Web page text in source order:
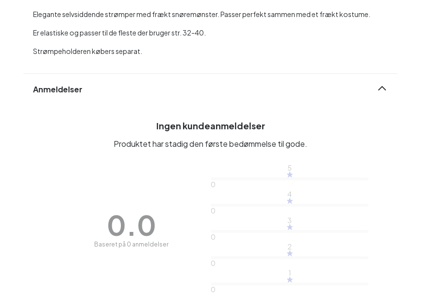
Elegante selvsiddende strømper med frækt snøremønster. Passer perfekt sammen med et frækt kostume.
Er elastiske og passer til de fleste der bruger str. 32-40.
Strømpeholderen købers separat.
Anmeldelser
Ingen kundeanmeldelser
Produktet har stadig den første bedømmelse til gode.
0.0
Baseret på 0 anmeldelser
5
0
4
0
3
0
2
0
1
0